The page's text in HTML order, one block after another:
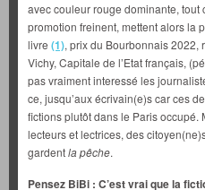
avec couleur rouge dominante, tout
promotion freinent, mettent alors la
livre (1), prix du Bourbonnais 2022,
Vichy, Capitale de l’Etat français,
pas vraiment interessé les
ce, jusqu’aux écrivain(e)s car ces
fictions plutôt dans le Paris occupé.
lecteurs et lectrices, des
gardentla pêche.
Pensez BiBi : C’est vrai que la